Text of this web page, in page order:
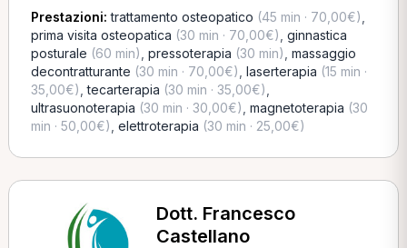
Prestazioni:trattamento osteopatico (45 min · 70,00€)
prima visita osteopatica (30 min · 70,00€) ginnastica
posturale (60 min) pressoterapia (30 min) massaggio
decontratturante (30 min · 70,00€) laserterapia (15 min ·
35,00€) ,tecarterapia (30 min · 35,00€)
ultrasuonoterapia (30 min · 30,00€) magnetoterapia (30
min · 50,00€) elettroterapia (30 min · 25,00€)
Dott. Francesco
Castellano